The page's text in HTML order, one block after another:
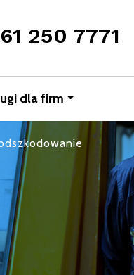
250 7771
dla firm